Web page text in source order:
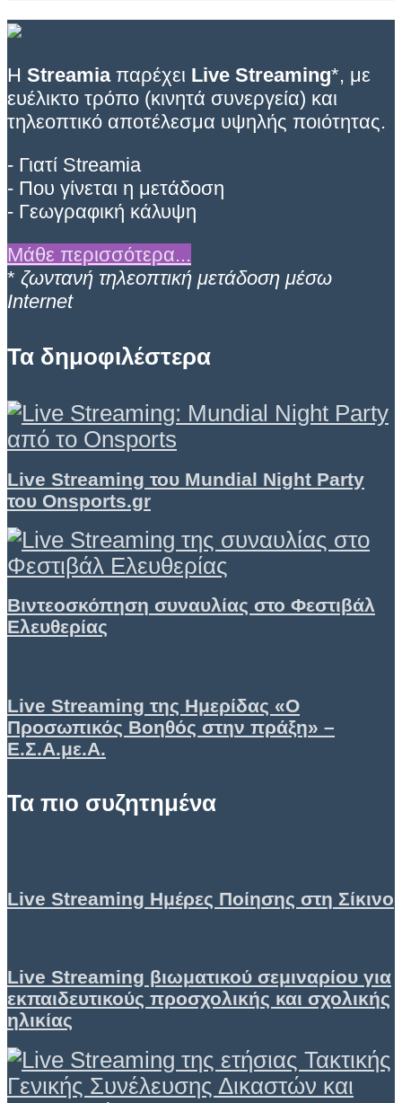
Η Streamiaπαρέχει Live Streaming*, με
ευέλικτο τρόπο (κινητά συνεργεία) και
τηλεοπτικό αποτέλεσμα υψηλής ποιότητας.
- Γιατί Streamia
- Που γίνεται η μετάδοση
- Γεωγραφική κάλυψη
Μάθε περισσότερα...
* ζωντανή τηλεοπτική μετάδοση μέσω
Internet
Τα δημοφιλέστερα
Live Streaming του Mundial Night Party
του Onsports.gr
Βιντεοσκόπηση συναυλίας στο Φεστιβάλ
Ελευθερίας
Live Streaming της Ημερίδας «Ο
Προσωπικός Βοηθός στην πράξη» –
Ε.Σ.Α.με.Α.
Τα πιο συζητημένα
Live Streaming Ημέρες Ποίησης στη Σίκινο
Live Streaming βιωματικού σεμιναρίου για
εκπαιδευτικούς προσχολικής και σχολικής
ηλικίας